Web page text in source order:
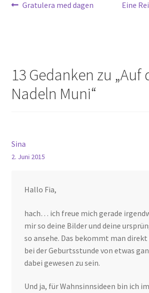
Beitragsnavigation
Vorheriger
Gratulera med dagen Eine
13 Gedanken zu „Auf
Nadeln Muni“
Sina
2. Juni 2015
Hallo Fia,
hach… ich freue mich gerade
mir so deine Bilder und deine
so ansehe. Das bekommt man direkt
bei der Geburtsstunde von etwas
dabei gewesen zu sein.
Und ja, für Wahnsinnsideen bin ich